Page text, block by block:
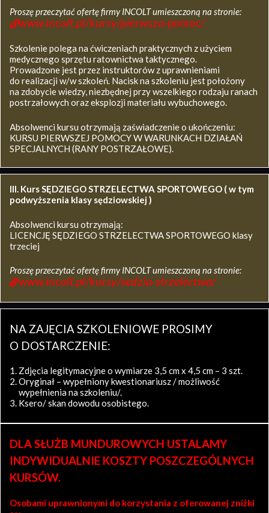
Proszę przeczytać ofertę firmy INCOLT umieszczoną na stronie:
www.incolt.pl/kursy/pierwsza-pomoc/
Szkolenie polega na ćwiczeniach praktycznych z użyciem
medycznego sprzętu ratownictwa taktycznego.
Prowadzone jest przez instruktorów z uprawnieniami
do realizacji w/w szkoleń. Nacisk na szkoleniu jest położony
na zdobycie wiedzy, niezbędnej przy wszelkiego rodzaju ranach
postrzałowych oraz eksplozji materiału wybuchowego.
Absolwenci kursu otrzymają zaświadczenie o ukończeniu:
KURSU PIERWSZEJ POMOCY W WARUNKACH DZIAŁAŃ
SPECJALNYCH (RANY POSTRZAŁOWE).
III. Kurs SĘDZIEGO STRZELECTWA SPORTOWEGO ( w tym
podwyższenia klasy sędziowskiej )
Absolwenci kursu otrzymają:
LICENCJĘ SĘDZIEGO STRZELECTWA SPORTOWEGO klasy
trzeciej
Proszę przeczytać ofertę firmy INCOLT umieszczoną na stronie:
www.incolt.pl/kursy/sedzia-strzelectwa/
NA ZAJĘCIA SZKOLENIOWE PROSIMY
O DOSTARCZENIE:
Zdjęcia legitymacyjne o wymiarze 3,5 cm x 4,5 cm – 3 szt.
Oryginał – wypełniony kwestionariusz / możliwość
wypełnienia na szkoleniu/.
Ksero/ skan dowodu osobistego.
DLA SŁUŻB MUNDUROWYCH USTALAMY
INDYWIDUALNIE KOSZTY POSZCZEGÓLNYCH
KURSÓW.
Osobami uprawnionymi do korzystania z oferowanej zniżki